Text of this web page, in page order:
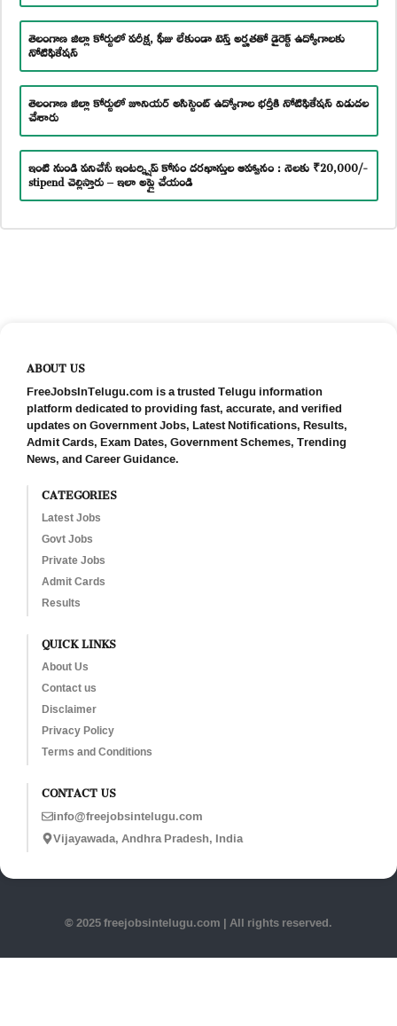
తెలంగాణ జిల్లా కోర్టులో పరీక్ష, ఫీజు లేకుండా టెన్త్ అర్హతతో డైరెక్ట్ ఉద్యోగాలకు
నోటిఫికేషన్
తెలంగాణ జిల్లా కోర్టులో జూనియర్ అసిస్టెంట్ ఉద్యోగాల భర్తీకి నోటిఫికేషన్ విడుదల
చేశారు
ఇంటి నుండి పనిచేసే ఇంటర్న్షిప్ కోసం దరఖాస్తుల ఆహ్వానం : నెలకు ₹20,000/-
stipend చెల్లిస్తారు – ఇలా అప్లై చేయండి
ABOUT US
FreeJobsInTelugu.com is a trusted Telugu information
platform dedicated to providing fast, accurate, and verified
updates on Government Jobs, Latest Notifications, Results,
Admit Cards, Exam Dates, Government Schemes, Trending
News, and Career Guidance.
CATEGORIES
Latest Jobs
Govt Jobs
Private Jobs
Admit Cards
Results
QUICK LINKS
About Us
Contact us
Disclaimer
Privacy Policy
Terms and Conditions
CONTACT US
info@freejobsintelugu.com
Vijayawada, Andhra Pradesh, India
© 2025 freejobsintelugu.com | All rights reserved.